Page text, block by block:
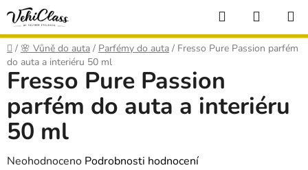
Přejít
obsah
Hledat
KOŠÍK
Domů
/ 🌸 Vůně do auta / Parfémy do auta / Fresso Pure Passion parfém
do auta a interiéru 50 ml
Fresso Pure Passion
parfém do auta a interiéru
50 ml
Průměrné
Neohodnoceno Podrobnosti hodnocení